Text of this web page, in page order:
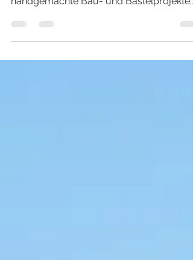
stellen wir ausgewählte und
handgemachte Bau- und Bastelprojekte